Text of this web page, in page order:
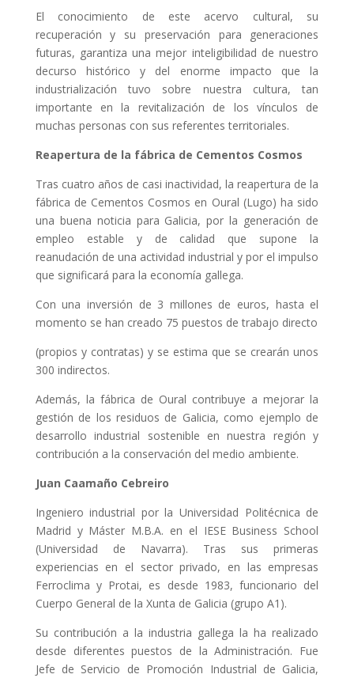
El conocimiento de este acervo cultural, su
recuperación y su preservación para generaciones
futuras, garantiza una mejor inteligibilidad de nuestro
decurso histórico y del enorme impacto que la
industrialización tuvo sobre nuestra cultura, tan
importante en la revitalización de los vínculos de
muchas personas con sus referentes territoriales.
Reapertura de la fábrica de Cementos Cosmos
Tras cuatro años de casi inactividad, la reapertura de la
fábrica de Cementos Cosmos en Oural (Lugo) ha sido
una buena noticia para Galicia, por la generación de
empleo estable y de calidad que supone la
reanudación de una actividad industrial y por el impulso
que significará para la economía gallega.
Con una inversión de 3 millones de euros, hasta el
momento se han creado 75 puestos de trabajo directo
(propios y contratas) y se estima que se crearán unos
300 indirectos.
Además, la fábrica de Oural contribuye a mejorar la
gestión de los residuos de Galicia, como ejemplo de
desarrollo industrial sostenible en nuestra región y
contribución a la conservación del medio ambiente.
Juan Caamaño Cebreiro
Ingeniero industrial por la Universidad Politécnica de
Madrid y Máster M.B.A. en el IESE Business School
(Universidad de Navarra). Tras sus primeras
experiencias en el sector privado, en las empresas
Ferroclima y Protai, es desde 1983, funcionario del
Cuerpo General de la Xunta de Galicia (grupo A1).
Su contribución a la industria gallega la ha realizado
desde diferentes puestos de la Administración. Fue
Jefe de Servicio de Promoción Industrial de Galicia,